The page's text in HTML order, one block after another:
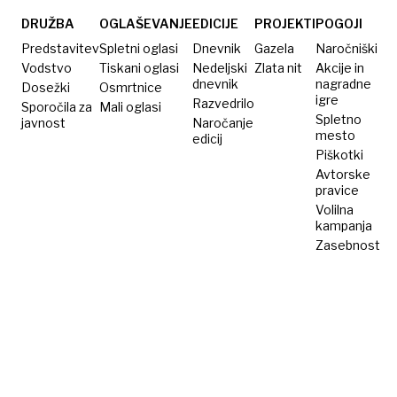
DRUŽBA
Predstavitev
Vodstvo
Dosežki
Sporočila za
javnost
OGLAŠEVANJE
Spletni oglasi
Tiskani oglasi
Osmrtnice
Mali oglasi
EDICIJE
Dnevnik
Nedeljski
dnevnik
Razvedrilo
Naročanje
edicij
PROJEKTI
Gazela
Zlata nit
POGOJI
Naročniški
Akcije in
nagradne
igre
Spletno
mesto
Piškotki
Avtorske
pravice
Volilna
kampanja
Zasebnost